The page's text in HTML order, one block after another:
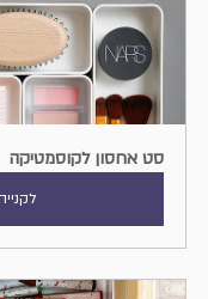
סט אחסון לקוסמטיקה